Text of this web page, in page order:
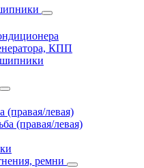
КПП
(правая/левая)
(правая/левая)
ремни